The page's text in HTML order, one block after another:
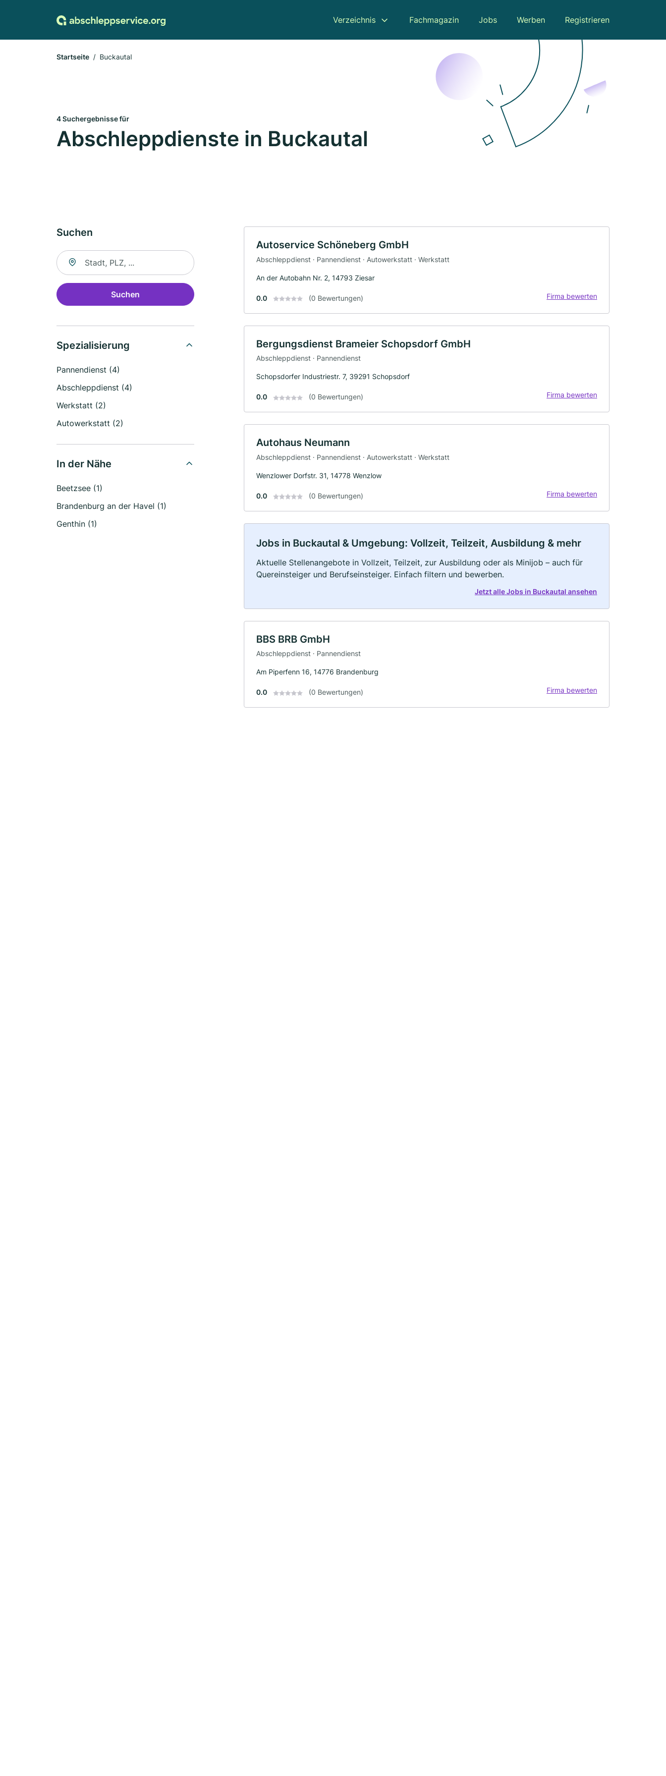
Verzeichnis Fachmagazin Jobs Werben Registrieren
Startseite Buckautal
4 Suchergebnisse für
Abschleppdienste in Buckautal
Suchen
Suche nach Ort
Suchen
Spezialisierung
Pannendienst (4)
Abschleppdienst (4)
Werkstatt (2)
Autowerkstatt (2)
In der Nähe
Beetzsee (1)
Brandenburg an der Havel (1)
Genthin (1)
Autoservice Schöneberg GmbH
Abschleppdienst · Pannendienst · Autowerkstatt · Werkstatt
An der Autobahn Nr. 2, 14793 Ziesar
0.0 (0 Bewertungen) Firma bewerten
Bergungsdienst Brameier Schopsdorf GmbH
Abschleppdienst · Pannendienst
Schopsdorfer Industriestr. 7, 39291 Schopsdorf
0.0 (0 Bewertungen) Firma bewerten
Autohaus Neumann
Abschleppdienst · Pannendienst · Autowerkstatt · Werkstatt
Wenzlower Dorfstr. 31, 14778 Wenzlow
0.0 (0 Bewertungen) Firma bewerten
Jobs in Buckautal & Umgebung: Vollzeit, Teilzeit, Ausbildung & mehr
Aktuelle Stellenangebote in Vollzeit, Teilzeit, zur Ausbildung oder als Minijob – auch für
Quereinsteiger und Berufseinsteiger. Einfach filtern und bewerben.
Jetzt alle Jobs in Buckautal ansehen
BBS BRB GmbH
Abschleppdienst · Pannendienst
Am Piperfenn 16, 14776 Brandenburg
0.0 (0 Bewertungen) Firma bewerten